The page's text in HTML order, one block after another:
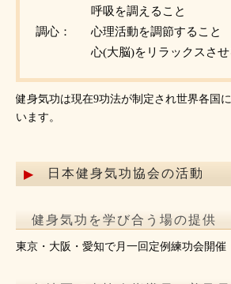
呼吸を調えること
調心：
心理活動を調節すること
心(大脳)をリラックスさせ
健身気功は現在9功法が制定され世界各国
います。
日本健身気功協会の活動
健身気功を学び合う場の提供
東京・大阪・愛知で月一回定例練功会開催